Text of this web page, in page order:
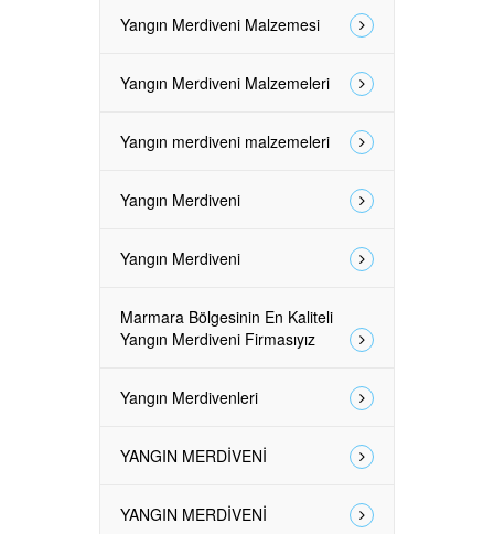
Yangın Merdiveni Malzemesi
Yangın Merdiveni Malzemeleri
Yangın merdiveni malzemeleri
Yangın Merdiveni
Yangın Merdiveni
Marmara Bölgesinin En Kaliteli
Yangın Merdiveni Firmasıyız
Yangın Merdivenleri
YANGIN MERDİVENİ
YANGIN MERDİVENİ